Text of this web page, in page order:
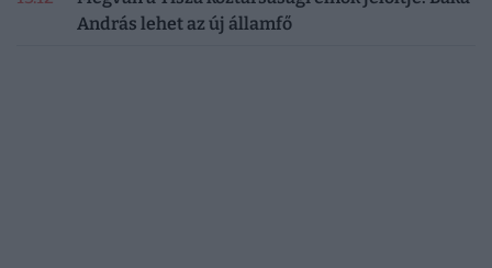
András lehet az új államfő